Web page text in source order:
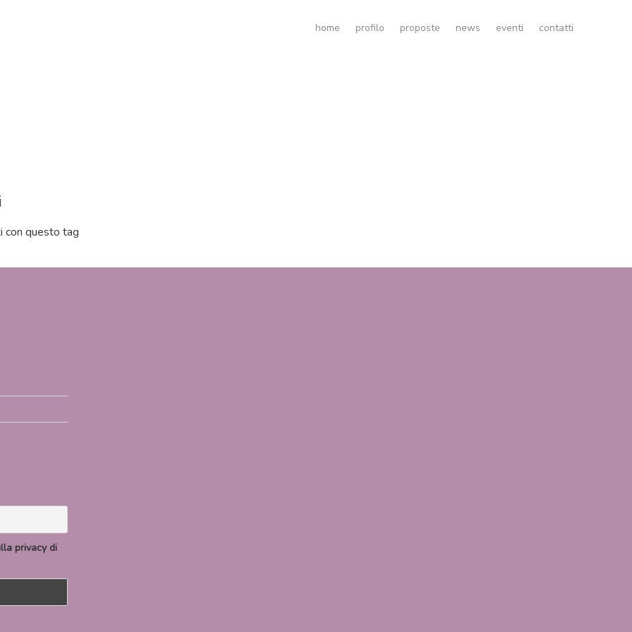
home profilo proposte news eventi contatti
con questo tag
privacy di